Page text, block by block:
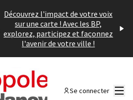
Découvrez l'impact de votre voix
sur une carte ! Avec les BP,
explorez, participez et façonnez
l'avenir de votre ville !
Se connecter